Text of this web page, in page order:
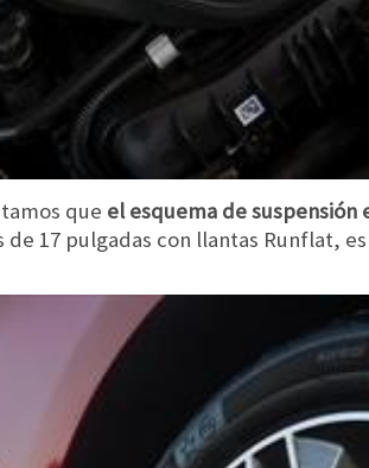
que el esquema de suspensión
de 17 pulgadas con llantas Runflat,